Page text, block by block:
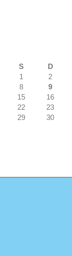
S
D
1
2
8
9
15
16
22
23
29
30